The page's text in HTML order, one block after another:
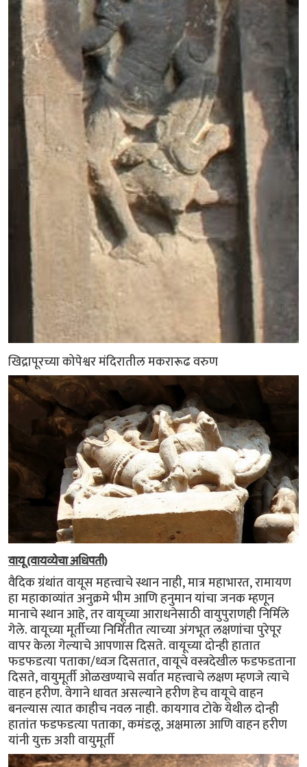
खिद्रापूरच्या कोपेश्वर मंदिरातील मकरारूढ वरुण
वायू (वायव्येचा अधिपती)
वैदिक ग्रंथांत वायूस महत्त्वाचे स्थान नाही, मात्र महाभारत, रामायण
हा महाकाव्यांत अनुक्रमे भीम आणि हनुमान यांचा जनक म्हणून
मानाचे स्थान आहे, तर वायूच्या आराधनेसाठी वायुपुराणही निर्मिले
गेले. वायूच्या मूर्तीच्या निर्मितीत त्याच्या अंगभूत लक्षणांचा पुरेपूर
वापर केला गेल्याचे आपणास दिसते. वायूच्या दोन्ही हातात
फडफडत्या पताका/ध्वज दिसतात, वायूचे वस्त्रदेखील फडफडताना
दिसते, वायुमूर्ती ओळखण्याचे सर्वात महत्त्वाचे लक्षण म्हणजे त्याचे
वाहन हरीण. वेगाने धावत असल्याने हरीण हेच वायूचे वाहन
बनल्यास त्यात काहीच नवल नाही. कायगाव टोके येथील दोन्ही
हातांत फडफडत्या पताका, कमंडलू, अक्षमाला आणि वाहन हरीण
यांनी युक्त अशी वायुमूर्ती